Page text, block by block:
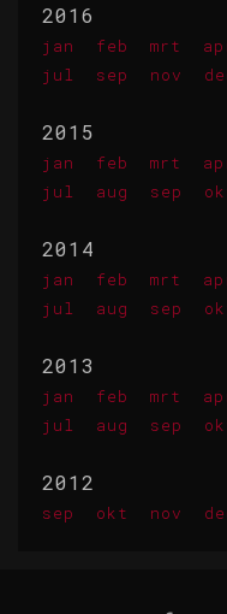
2016
jan feb mrt
jul
sep nov
2015
jan feb mrt
jul
aug sep
2014
jan feb mrt
jul
aug sep
2013
jan feb mrt
jul
aug sep
2012
sep okt nov